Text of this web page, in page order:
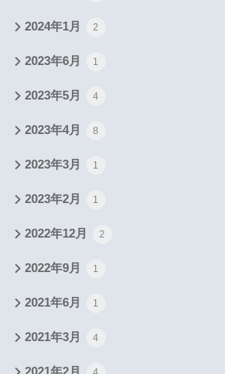
2024年1月 2
2023年6月 1
2023年5月 4
2023年4月 8
2023年3月 1
2023年2月 1
2022年12月 2
2022年9月 1
2021年6月 1
2021年3月 4